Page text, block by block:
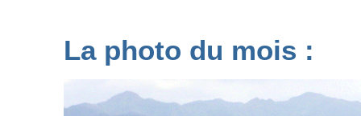
La photo du mois :